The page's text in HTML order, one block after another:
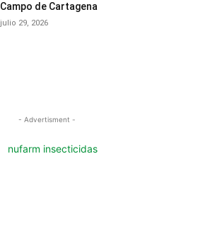
Campo de Cartagena
julio 29, 2026
- Advertisment -